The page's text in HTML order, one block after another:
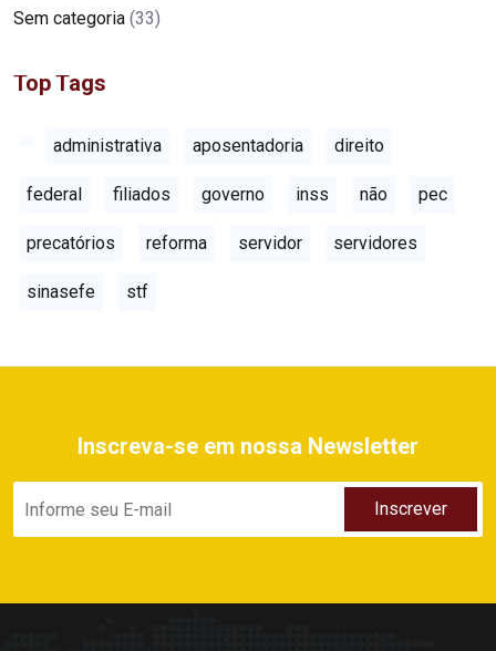
Sem categoria (33)
Top Tags
administrativa aposentadoria direito
federal filiados governo inss não pec
precatórios reforma servidor servidores
sinasefe stf
Inscreva-se em nossa Newsletter